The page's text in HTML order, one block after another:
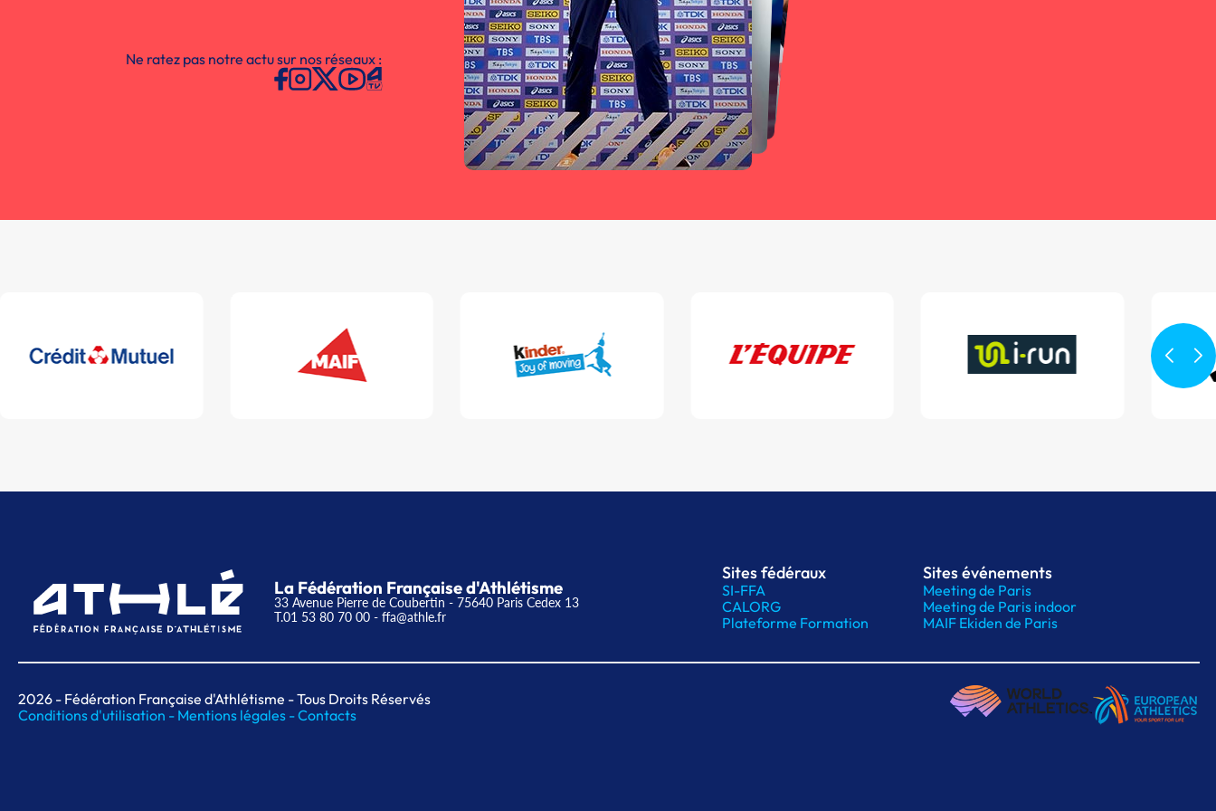
Ne ratez pas notre actu sur nos réseaux :
La Fédération Française d'Athlétisme
33 Avenue Pierre de Coubertin - 75640 Paris Cedex 13
T.01 53 80 70 00 - ffa@athle.fr
Sites fédéraux
SI-FFA
CALORG
Plateforme Formation
Sites événements
Meeting de Paris
Meeting de Paris indoor
MAIF Ekiden de Paris
2026 - Fédération Française d'Athlétisme - Tous Droits Réservés
Conditions d'utilisation - Mentions légales -Contacts